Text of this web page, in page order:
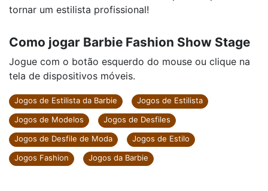
tornar um estilista profissional!
Como jogar Barbie Fashion Show Stage
Jogue com o botão esquerdo do mouse ou clique na
tela de dispositivos móveis.
Jogos de Estilista da Barbie
Jogos de Estilista
Jogos de Modelos
Jogos de Desfiles
Jogos de Desfile de Moda
Jogos de Estilo
Jogos Fashion
Jogos da Barbie